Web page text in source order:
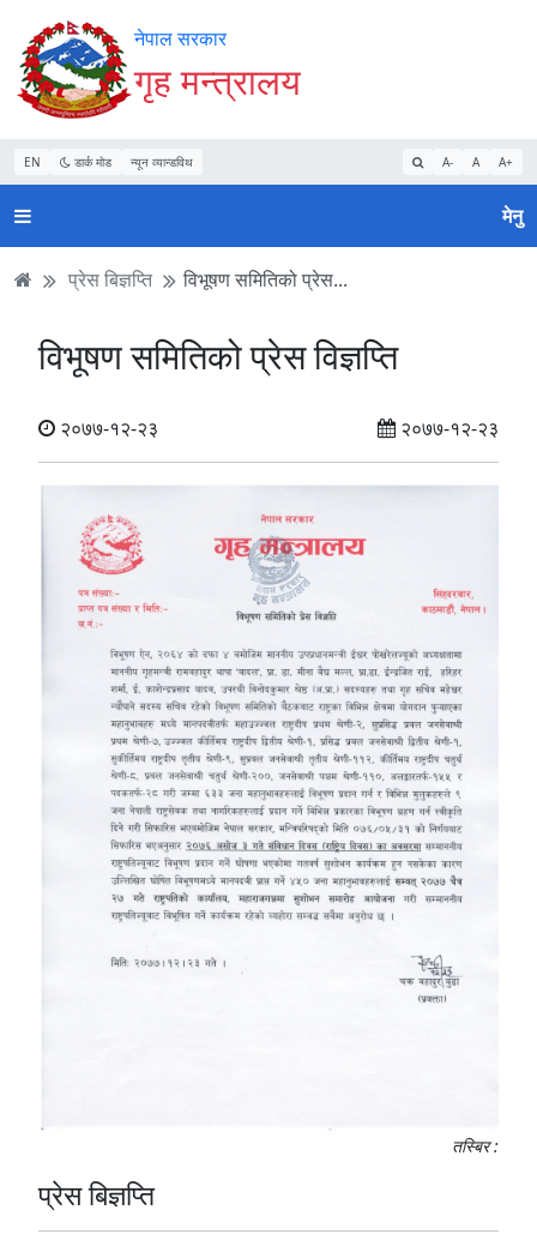
Accessibility
Mode
सुरु
गर्नुहोस्
सामाग्री
पढ्नुहाेस्
नेभिगेसन
पढ्नुहाेस्
वेबसाइट
खोजमा
जानुहोस्
नेपाल सरकार
गृह मन्त्रालय
EN डार्क मोड न्यून व्यान्डविथ A- A A+
मेनु
प्रेस बिज्ञप्ति विभूषण समितिको प्रेस...
विभूषण समितिको प्रेस विज्ञप्ति
२०७७-१२-२३ २०७७-१२-२३
तस्बिर :
प्रेस बिज्ञप्ति